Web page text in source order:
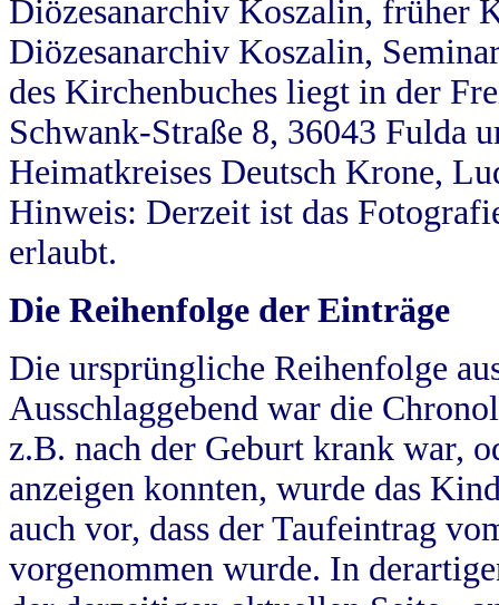
Diözesanarchiv Koszalin, früher
Diözesanarchiv Koszalin,
des Kirchenbuches liegt in der
Schwank-Straße 8, 36043 Fulda
Heimatkreises Deutsch Krone,
Hinweis: Derzeit ist das
erlaubt.
Die Reihenfolge der Einträge
Die ursprüngliche Reihenfolge
Ausschlaggebend war die
z.B. nach der Geburt krank war,
anzeigen konnten, wurde das
auch vor, dass der Taufeintrag
vorgenommen wurde. In